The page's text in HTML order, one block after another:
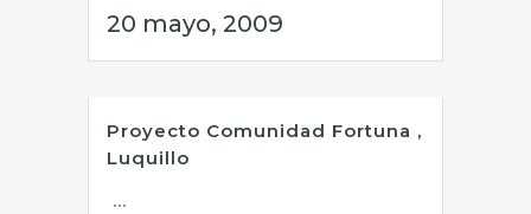
20 mayo, 2009
Proyecto Comunidad Fortuna ,
Luquillo
...